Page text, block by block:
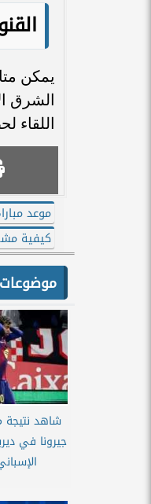
اللقاء
موعد
كيفية
شاهد نتيجة
جيرونا في